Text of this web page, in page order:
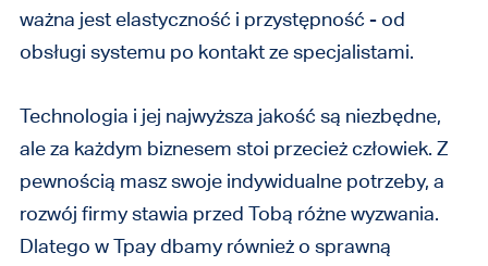
ważna jest elastyczność i przystępność - od
obsługi systemu po kontakt ze specjalistami.
Technologia i jej najwyższa jakość są niezbędne,
ale za każdym biznesem stoi przecież człowiek. Z
pewnością masz swoje indywidualne potrzeby, a
rozwój firmy stawia przed Tobą różne wyzwania.
Dlatego w Tpay dbamy również o sprawną